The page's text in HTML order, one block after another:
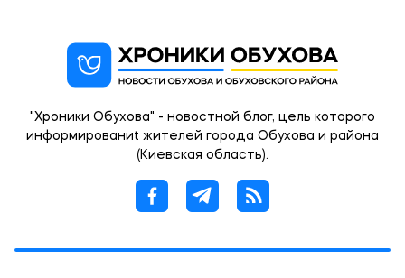
"Хроники Обухова" - новостной блог, цель которого
информированиt жителей города Обухова и района
(Киевская область).